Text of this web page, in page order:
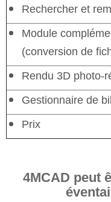
Rechercher et
Module
(conversion de
Rendu 3D photo-
Gestionnaire de
Prix
4MCAD peut